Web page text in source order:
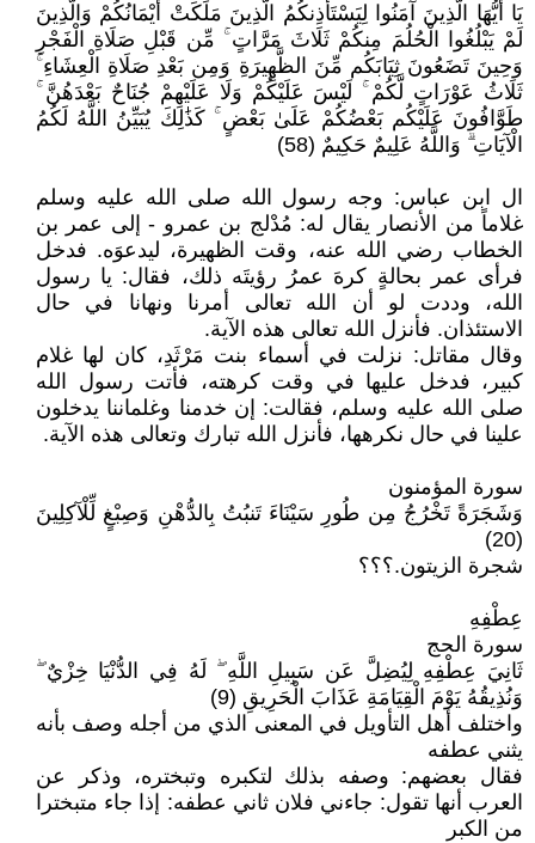
يَا أَيُّهَا الَّذِينَ آمَنُوا لِيَسْتَأْذِنكُمُ الَّذِينَ مَلَكَتْ أَيْمَانُكُمْ وَالَّذِينَ
لَمْ يَبْلُغُوا الْحُلُمَ مِنكُمْ ثَلَاثَ مَرَّاتٍ ۚ مِّن قَبْلِ صَلَاةِ الْفَجْرِ
وَحِينَ تَضَعُونَ ثِيَابَكُم مِّنَ الظَّهِيرَةِ وَمِن بَعْدِ صَلَاةِ الْعِشَاءِ ۚ
ثَلَاثُ عَوْرَاتٍ لَّكُمْ ۚ لَيْسَ عَلَيْكُمْ وَلَا عَلَيْهِمْ جُنَاحٌ بَعْدَهُنَّ ۚ
طَوَّافُونَ عَلَيْكُم بَعْضُكُمْ عَلَىٰ بَعْضٍ ۚ كَذَٰلِكَ يُبَيِّنُ اللَّهُ لَكُمُ
الْآيَاتِ ۗ وَاللَّهُ عَلِيمٌ حَكِيمٌ (58)
ال ابن عباس: وجه رسول الله صلى الله عليه وسلم
غلاماً من الأنصار يقال له: مُدْلج بن عمرو - إلى عمر بن
الخطاب رضي الله عنه، وقت الظهيرة، ليدعوَه. فدخل
فرأى عمر بحالةٍ كرهَ عمرُ رؤيتَه ذلك، فقال: يا رسول
الله، وددت لو أن الله تعالى أمرنا ونهانا في حال
الاستئذان. فأنزل الله تعالى هذه الآية.
وقال مقاتل: نزلت في أسماء بنت مَرْثَدِ، كان لها غلام
كبير، فدخل عليها في وقت كرهته، فأتت رسول الله
صلى الله عليه وسلم، فقالت: إن خدمنا وغلماننا يدخلون
علينا في حال نكرهها، فأنزل الله تبارك وتعالى هذه الآية.
سورة المؤمنون
وَشَجَرَةً تَخْرُجُ مِن طُورِ سَيْنَاءَ تَنبُتُ بِالدُّهْنِ وَصِبْغٍ لِّلْآكِلِينَ
(20)
شجرة الزيتون.؟؟؟
عِطْفِهِ
سورة الحج
ثَانِيَ عِطْفِهِ لِيُضِلَّ عَن سَبِيلِ اللَّهِ ۖ لَهُ فِي الدُّنْيَا خِزْيٌ ۖ
وَنُذِيقُهُ يَوْمَ الْقِيَامَةِ عَذَابَ الْحَرِيقِ (9)
واختلف أهل التأويل في المعنى الذي من أجله وصف بأنه
يثني عطفه
فقال بعضهم: وصفه بذلك لتكبره وتبختره، وذكر عن
العرب أنها تقول: جاءني فلان ثاني عطفه: إذا جاء متبخترا
من الكبر